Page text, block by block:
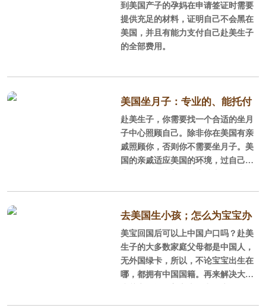
妈顺利通关入境！
到美国产子的孕妈在申请签证时需要
提供充足的材料，证明自己不会黑在
美国，并且有能力支付自己赴美生子
的全部费用。
美国坐月子：专业的、能托付
的月子中心让孕妈更安心
赴美生子，你需要找一个合适的坐月
子中心照顾自己。除非你在美国有亲
戚照顾你，否则你不需要坐月子。美
国的亲戚适应美国的环境，过自己的
事事打扰。好选择一个能照顾自己的
月子中心。如何选美国坐月子：专业
的、能托付的月子中心让孕妈更安
心。
去美国生小孩；怎么为宝宝办
理国内户口呢？
美宝回国后可以上中国户口吗？赴美
生子的大多数家庭父母都是中国人，
无外国绿卡，所以，不论宝宝出生在
哪，都拥有中国国籍。再来解决大家